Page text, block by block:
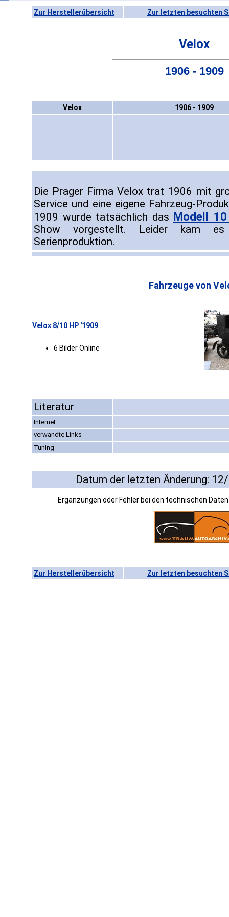
Zur Herstellerübersicht Zur letzten besuchten
Velox
1906 - 1909
Velox 1906 - 1909
Die Prager Firma Velox trat 1906 mit
Service und eine eigene Fahrzeug-
1909 wurde tatsächlich das Modell 10
Show vorgestellt. Leider kam
Serienproduktion.
Fahrzeuge von
Velox 8/10 HP '1909
6 Bilder Online
Literatur
Internet
verwandte Links
Tuning
Datum der letzten Änderung:
Ergänzungen oder Fehler bei den technischen
Zur Herstellerübersicht Zur letzten besuchten